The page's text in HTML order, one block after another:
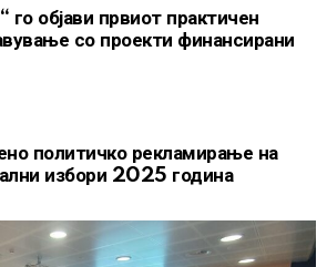
го објави првиот практичен
со проекти финансирани
политичко рекламирање на
избори 2025 година